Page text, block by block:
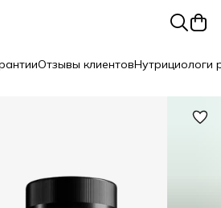
Отзывы клиентовНутрициологи